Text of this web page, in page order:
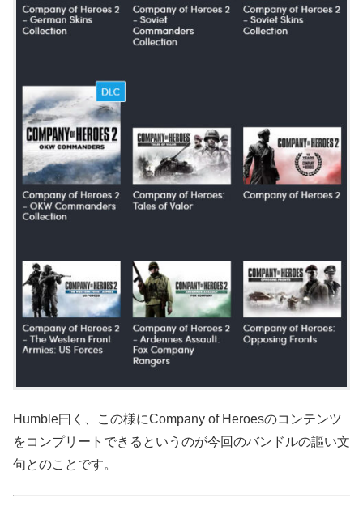
Humble曰く、この様にCompany of Heroesのコンテンツ
をコンプリートできるというのが今回のバンドルの謳い文
句とのことです。